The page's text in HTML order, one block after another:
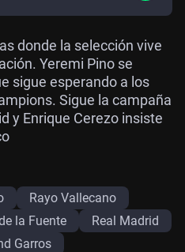
donde la selección vive
Yeremi Pino se
sigue esperando a los
Sigue la campaña
y Enrique Cerezo insiste
Rayo Vallecano
la Fuente
Real Madrid
Garros